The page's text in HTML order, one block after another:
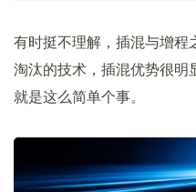
有时挺不理解，插混与增程
淘汰的技术，插混优势很明
就是这么简单个事。